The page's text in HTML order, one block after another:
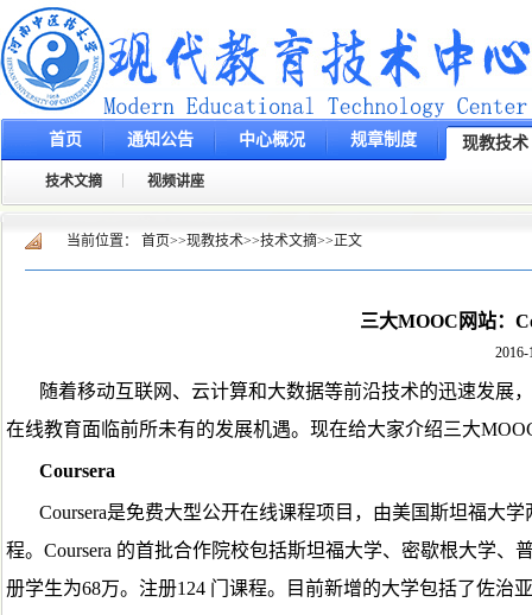
首页 通知公告 中心概况 规章制度 现教技术
技术文摘 视频讲座
当前位置： 首页>>现教技术>>技术文摘>>正文
三大MOOC网站：
2016-
随着移动互联网、云计算和大数据等前沿技术的迅速发展
在线教育面临前所未有的发展机遇。现在给大家介绍三大
Coursera
Coursera是免费大型公开在线课程项目，由美国斯坦福大
程。Coursera 的首批合作院校包括斯坦福大学、密歇根大学
册学生为68万。注册124 门课程。目前新增的大学包括了佐